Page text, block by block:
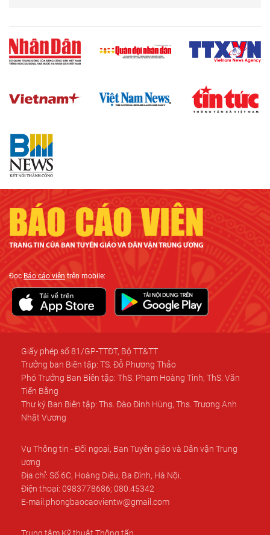
ĐọcBáo cáo viên trên mobile:
Giấy phép số 81/GP-TTĐT, Bộ TT&TT
Trưởng ban Biên tập: TS. Đỗ Phương Thảo
Phó Trưởng Ban Biên tập: ThS. Phạm Hoàng Tinh, ThS. Văn
Tiến Bằng
Thư ký Ban Biên tập: Ths. Đào Đình Hùng, Ths. Trương Anh
Nhật Vương
Vụ Thông tin - Đối ngoại, Ban Tuyên giáo và Dân vận Trung
ương
Địa chỉ: Số 6C, Hoàng Diệu, Ba Đình, Hà Nội.
Điện thoại: 0983778686; 080.45342
E-mail:phongbaocaovientw@gmail.com
Trung tâm Kỹ thuật Thông tấn.